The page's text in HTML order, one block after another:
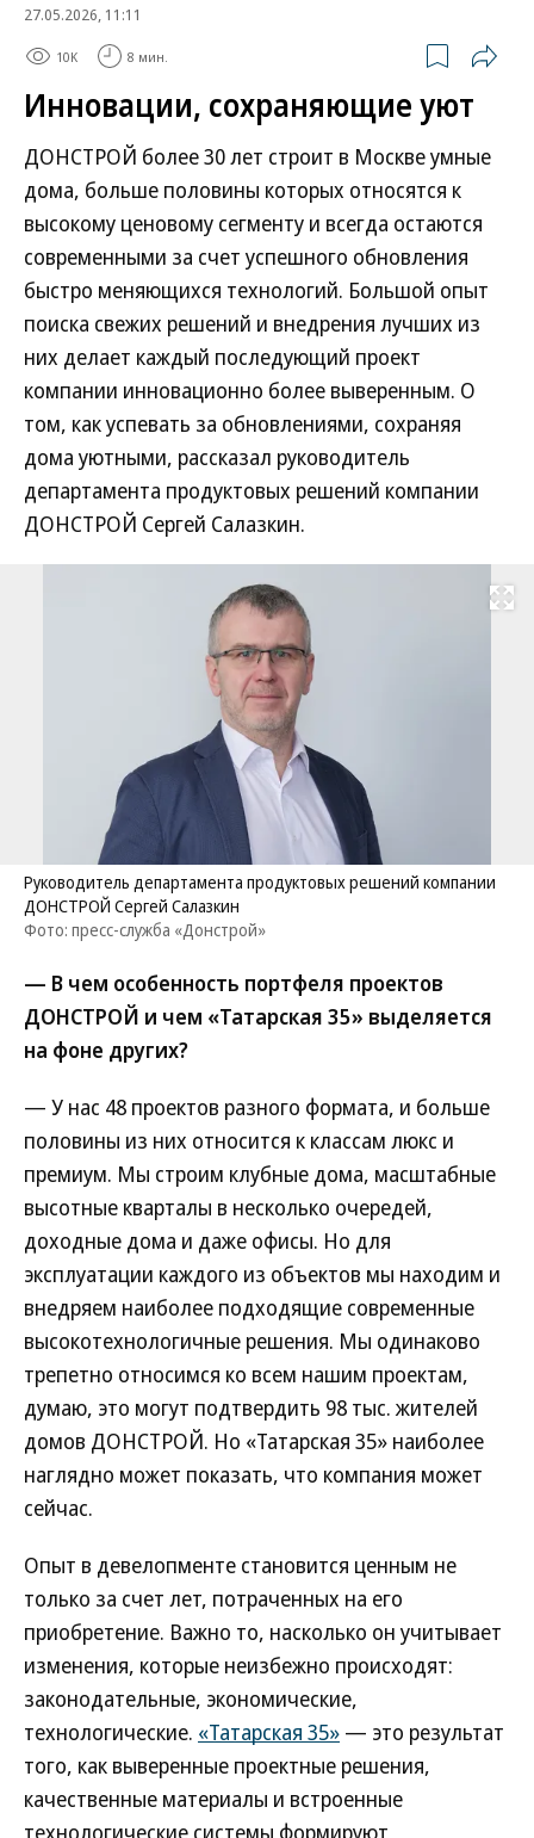
27.05.2026, 11:11
10K 8 мин.
Инновации, сохраняющие уют
ДОНСТРОЙ более 30 лет строит в Москве умные
дома, больше половины которых относятся к
высокому ценовому сегменту и всегда остаются
современными за счет успешного обновления
быстро меняющихся технологий. Большой опыт
поиска свежих решений и внедрения лучших из
них делает каждый последующий проект
компании инновационно более выверенным. О
том, как успевать за обновлениями, сохраняя
дома уютными, рассказал руководитель
департамента продуктовых решений компании
ДОНСТРОЙ Сергей Салазкин.
Развернуть
Руководитель департамента продуктовых решений компании
ДОНСТРОЙ Сергей Салазкин
Фото: пресс-служба «Донстрой»
— В чем особенность портфеля проектов
ДОНСТРОЙ и чем «Татарская 35» выделяется
на фоне других?
— У нас 48 проектов разного формата, и больше
половины из них относится к классам люкс и
премиум. Мы строим клубные дома, масштабные
высотные кварталы в несколько очередей,
доходные дома и даже офисы. Но для
эксплуатации каждого из объектов мы находим и
внедряем наиболее подходящие современные
высокотехнологичные решения. Мы одинаково
трепетно относимся ко всем нашим проектам,
думаю, это могут подтвердить 98 тыс. жителей
домов ДОНСТРОЙ. Но «Татарская 35» наиболее
наглядно может показать, что компания может
сейчас.
Опыт в девелопменте становится ценным не
только за счет лет, потраченных на его
приобретение. Важно то, насколько он учитывает
изменения, которые неизбежно происходят:
законодательные, экономические,
технологические. «Татарская 35» — это результат
того, как выверенные проектные решения,
качественные материалы и встроенные
технологические системы формируют